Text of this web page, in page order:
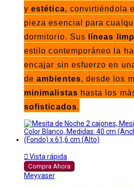
yestética, convirtiéndola
pieza esencial para
dormitorio. Sus
líneas
estilo contemporáneo la
encajar sin esfuerzo en
deambientes, desde los
minimalistas hasta los
sofisticados.
 Vista rápida
Compra Ahora
Meyvaser